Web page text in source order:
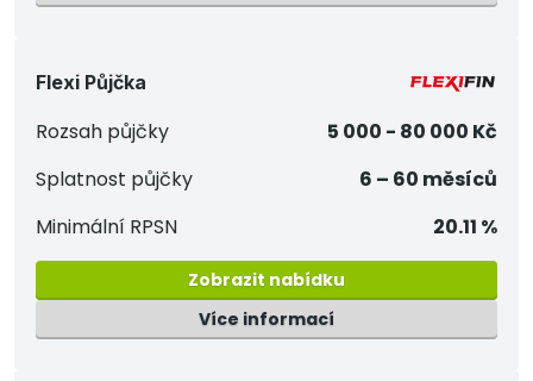
Flexi Půjčka
Rozsah půjčky
5 000 - 80 000 Kč
Splatnost půjčky
6 – 60 měsíců
Minimální RPSN
20.11 %
Zobrazit nabídku
Více informací